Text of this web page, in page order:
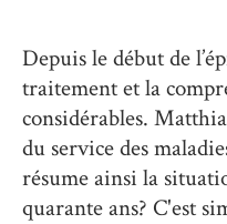
Depuis le début de
traitement et la
considérables.
du service des
résume ainsi la
quarante ans? C'est